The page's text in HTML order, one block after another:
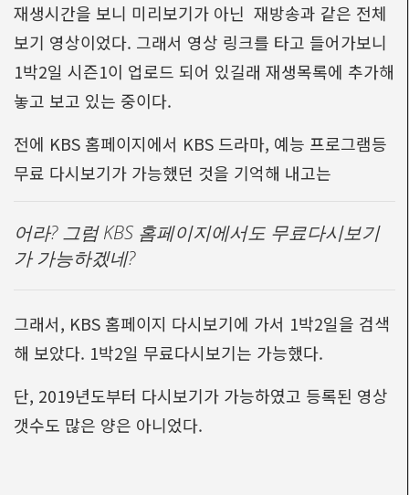
재생시간을 보니 미리보기가 아닌 재방송과 같은 전체
보기 영상이었다. 그래서 영상 링크를 타고 들어가보니
1박2일 시즌1이 업로드 되어 있길래 재생목록에 추가해
놓고 보고 있는 중이다.
전에 KBS 홈페이지에서 KBS 드라마, 예능 프로그램등
무료 다시보기가 가능했던 것을 기억해 내고는
어라? 그럼 KBS 홈페이지에서도 무료다시보기
가 가능하겠네?
그래서, KBS 홈페이지 다시보기에 가서 1박2일을 검색
해 보았다. 1박2일 무료다시보기는 가능했다.
단, 2019년도부터 다시보기가 가능하였고 등록된 영상
갯수도 많은 양은 아니었다.